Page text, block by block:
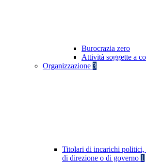
Burocrazia zero
Attività soggette a
Organizzazione 3
Titolari di incarichi politici,
di direzione o di governo 1